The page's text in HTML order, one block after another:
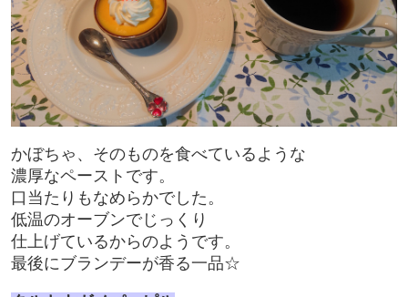
かぼちゃ、そのものを食べているような
濃厚なペーストです。
口当たりもなめらかでした。
低温のオーブンでじっくり
仕上げているからのようです。
最後にブランデーが香る一品☆